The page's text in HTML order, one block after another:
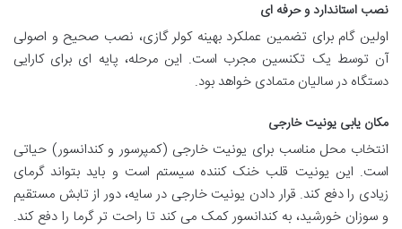
نصب استاندارد و حرفه ای
اولین گام برای تضمین عملکرد بهینه کولر گازی، نصب صحیح و اصولی
آن توسط یک تکنسین مجرب است. این مرحله، پایه ای برای کارایی
دستگاه در سالیان متمادی خواهد بود.
مکان یابی یونیت خارجی
انتخاب محل مناسب برای یونیت خارجی (کمپرسور و کندانسور) حیاتی
است. این یونیت قلب خنک کننده سیستم است و باید بتواند گرمای
زیادی را دفع کند. قرار دادن یونیت خارجی در سایه، دور از تابش مستقیم
و سوزان خورشید، به کندانسور کمک می کند تا راحت تر گرما را دفع کند.